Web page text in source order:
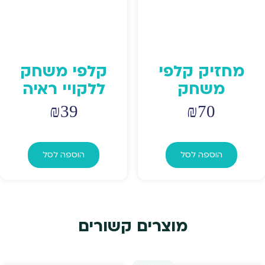
מחזיק קלפי
משחק
₪70
הוספה לסל
קלפי משחק
ללקויי ראיה
₪39
הוספה לסל
מוצרים קשורים